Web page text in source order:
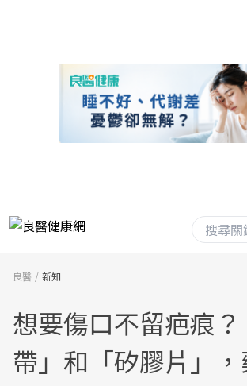
良醫 新知
想要傷口不留疤痕
帶」和「矽膠片」